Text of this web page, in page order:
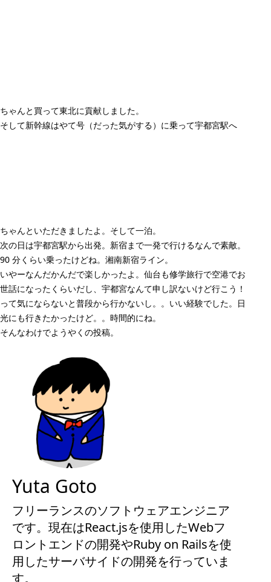
ちゃんと買って東北に貢献しました。
そして新幹線はやて号（だった気がする）に乗って宇都宮駅へ
ちゃんといただきましたよ。そして一泊。
次の日は宇都宮駅から出発。新宿まで一発で行けるなんで素敵。
90 分くらい乗ったけどね。湘南新宿ライン。
いやーなんだかんだで楽しかったよ。仙台も修学旅行で空港でお
世話になったくらいだし、宇都宮なんて申し訳ないけど行こう！
って気にならないと普段から行かないし。。いい経験でした。日
光にも行きたかったけど。。時間的にね。
そんなわけでようやくの投稿。
Yuta Goto
フリーランスのソフトウェアエンジニア
です。現在はReact.jsを使用したWebフ
ロントエンドの開発やRuby on Railsを使
用したサーバサイドの開発を行っていま
す。